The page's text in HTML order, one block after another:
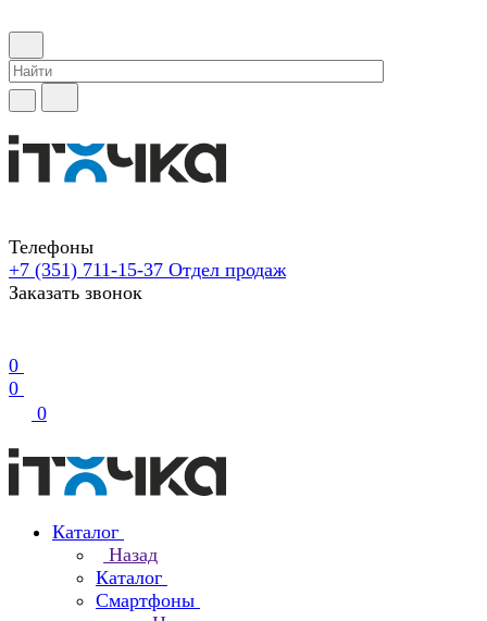
Телефоны
+7 (351) 711-15-37 Отдел продаж
Заказать звонок
0
0
0
Каталог
Назад
Каталог
Смартфоны